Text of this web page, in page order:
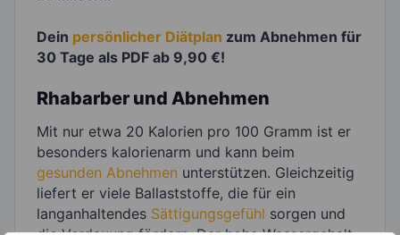
Dein persönlicher Diätplan zum Abnehmen für
30 Tage als PDF ab 9,90 €!
Rhabarber und Abnehmen
Mit nur etwa 20 Kalorien pro 100 Gramm ist er
besonders kalorienarm und kann beim
gesunden Abnehmen unterstützen. Gleichzeitig
liefert er viele Ballaststoffe, die für ein
langanhaltendes Sättigungsgefühl sorgen und